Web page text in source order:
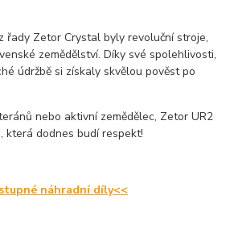
řady Zetor Crystal byly revoluční stroje,
zemědělství. Díky své spolehlivosti,
údržbě si získaly skvělou pověst po
nebo aktivní zemědělec, Zetor UR2
která dodnes budí respekt!
náhradní díly<<